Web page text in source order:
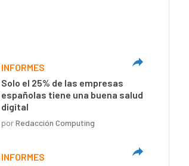
INFORMES
Solo el 25% de las empresas
españolas tiene una buena salud
digital
porRedacción Computing
INFORMES